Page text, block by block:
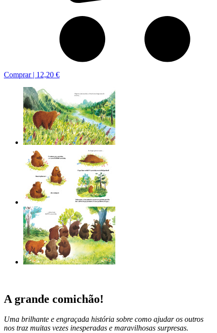
Comprar | 12,20 €
A grande comichão!
Uma brilhante e engraçada história sobre como ajudar os outros
nos traz muitas vezes inesperadas e maravilhosas surpresas.